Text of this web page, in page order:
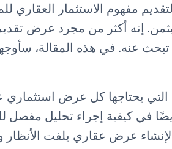
مفهوم الاستثمار العقاري
بثمن. إنه أكثر من مجرد عرض
تبحث عنه. في هذه المقالة،
التي يحتاجها كل عرض
في كيفية إجراء تحليل
عرض عقاري يلفت الأنظار